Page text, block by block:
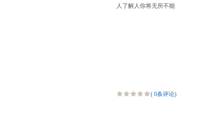
人了解人你将无所不能
( 0条评论)